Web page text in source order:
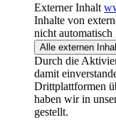
Externer Inhalt
Inhalte von
nicht automatisch
Alle externen
Durch die
damit
Drittplattformen
haben wir in
gestellt.